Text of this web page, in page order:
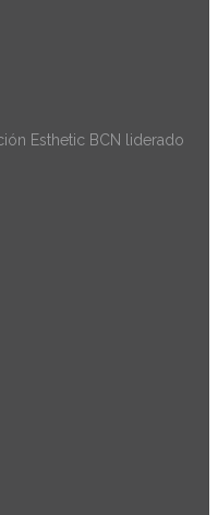
Esthetic BCN liderado